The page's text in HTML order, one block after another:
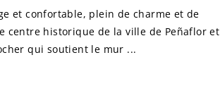
et confortable, plein de charme et de
centre historique de la ville de Peñaflor et
qui soutient le mur ...